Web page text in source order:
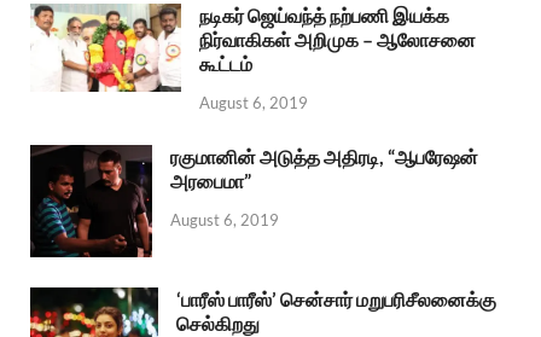
நடிகர் ஜெய்வந்த் நற்பணி இயக்க
நிர்வாகிகள் அறிமுக – ஆலோசனை
கூட்டம்
August 6, 2019
ரகுமானின் அடுத்த அதிரடி, “ஆபரேஷன்
அரபைமா”
August 6, 2019
‘பாரீஸ் பாரீஸ்’ சென்சார் மறுபரிசீலனைக்கு
செல்கிறது